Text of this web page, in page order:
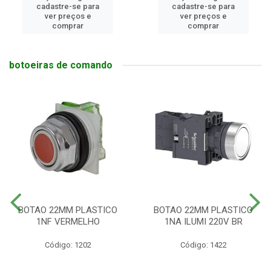
cadastre-se para
ver preços e
comprar
cadastre-se para
ver preços e
comprar
botoeiras de comando
BOTAO 22MM PLASTICO
1NF VERMELHO
Código: 1202
BOTAO 22MM PLASTICO
1NA ILUMI 220V BR
Código: 1422